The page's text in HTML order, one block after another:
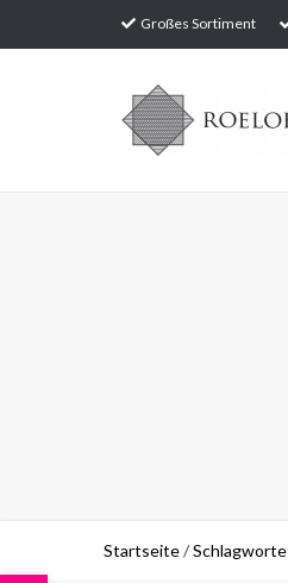
Großes Sortiment
Startseite/Schlagworte